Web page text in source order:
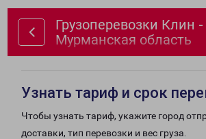
Грузоперевозки Клин -
Мурманская область
Узнать тариф и срок
Чтобы узнать тариф, укажите город
доставки, тип перевозки и вес груза.